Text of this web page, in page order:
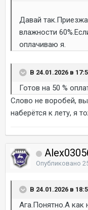
Давай
влажности
оплачиваю я.
В 24.01.2026 в
Готов на 50 %
Слово не воробей,
наберётся к лету, я
Опубликовано
В 24.01.2026 в
Ага.Понятно.А как